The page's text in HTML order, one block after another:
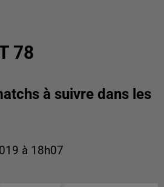
78
à suivre dans les
à 18h07